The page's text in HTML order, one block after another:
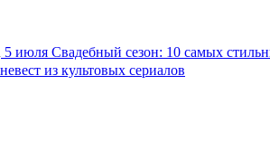
5 июля Свадебный сезон: 10 самых
невест из культовых сериалов